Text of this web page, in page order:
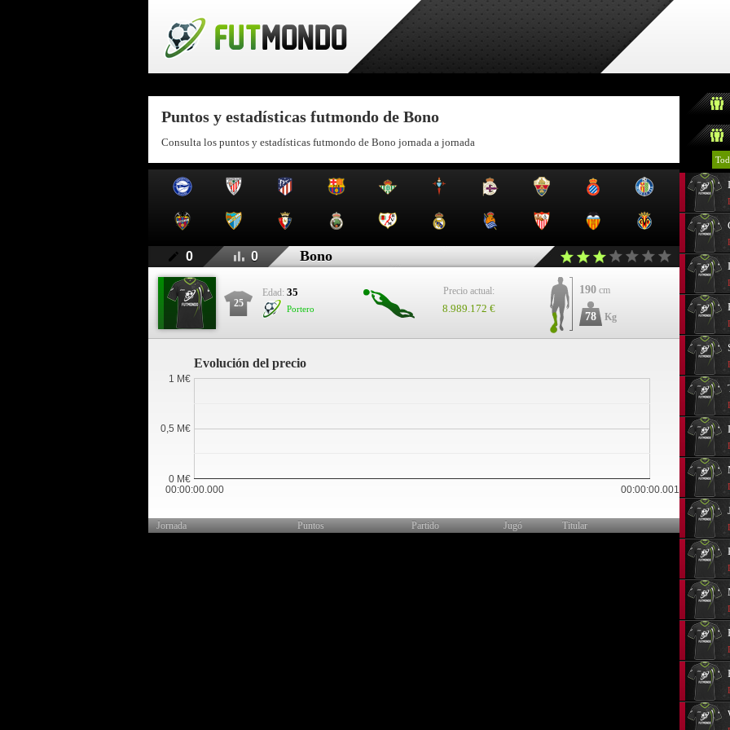
Puntos y estadísticas futmondo de Bono
Consulta los puntos y estadísticas futmondo de Bono jornada a jornada
0 0 Bono
25
Edad: 35
Portero
Precio actual:
8.989.172 €
190 cm
78 Kg
Evolución del precio
00:00:00.000 00:00:00.001
0 M€
0,5 M€
1 M€
Jornada Puntos Partido Jugó Titular